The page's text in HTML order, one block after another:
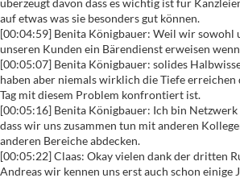
überzeugt davon dass es wichtig ist für
auf etwas was sie besonders gut können.
[00:04:59] Benita Königbauer: Weil wir sowohl
unseren Kunden ein Bärendienst erweisen
[00:05:07] Benita Königbauer: solides
haben aber niemals wirklich die Tiefe
Tag mit diesem Problem konfrontiert ist.
[00:05:16] Benita Königbauer: Ich bin Netzwerk
dass wir uns zusammen tun mit anderen
anderen Bereiche abdecken.
[00:05:22] Claas: Okay vielen dank der dritten
Andreas wir kennen uns erst auch schon einige